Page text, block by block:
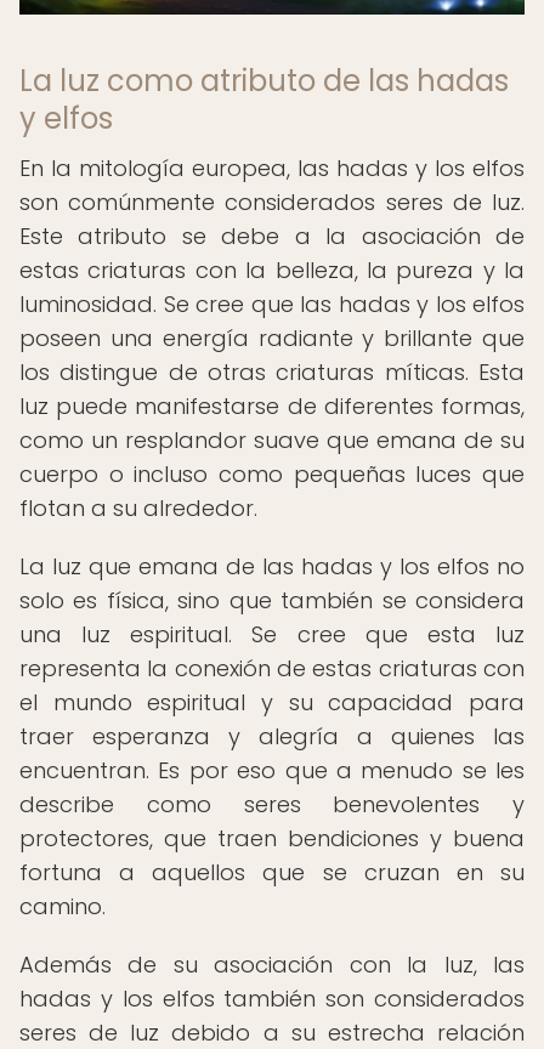
La luz como atributo de las hadas
y elfos
En la mitología europea, las hadas y los elfos
son comúnmente considerados seres de luz.
Este atributo se debe a la asociación de
estas criaturas con la belleza, la pureza y la
luminosidad. Se cree que las hadas y los elfos
poseen una energía radiante y brillante que
los distingue de otras criaturas míticas. Esta
luz puede manifestarse de diferentes formas,
como un resplandor suave que emana de su
cuerpo o incluso como pequeñas luces que
flotan a su alrededor.
La luz que emana de las hadas y los elfos no
solo es física, sino que también se considera
una luz espiritual. Se cree que esta luz
representa la conexión de estas criaturas con
el mundo espiritual y su capacidad para
traer esperanza y alegría a quienes las
encuentran. Es por eso que a menudo se les
describe como seres benevolentes y
protectores, que traen bendiciones y buena
fortuna a aquellos que se cruzan en su
camino.
Además de su asociación con la luz, las
hadas y los elfos también son considerados
seres de luz debido a su estrecha relación